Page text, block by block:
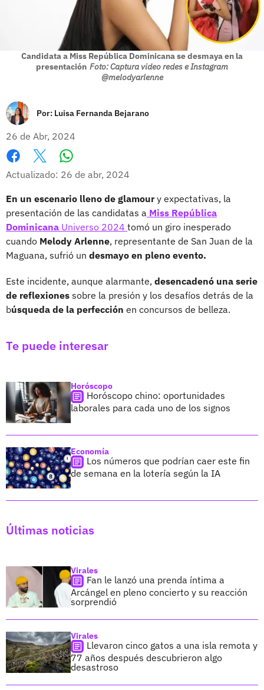
Candidata a Miss República Dominicana se desmaya en la
presentación Foto: Captura video redes e Instagram
@melodyarlenne
Por: Luisa Fernanda Bejarano
26 de Abr, 2024
Facebook
X
Actualizado: 26 de abr, 2024
En un escenario lleno de glamoury expectativas, la
presentación de las candidatas a Miss República
Dominicana Universo 2024 tomó un giro inesperado
cuando Melody Arlenne, representante de San Juan de la
Maguana, sufrió un desmayo en pleno evento.
Este incidente, aunque alarmante, desencadenó una serie
de reflexiones sobre la presión y los desafíos detrás de la
búsqueda de la perfección en concursos de belleza.
Te puede interesar
Horóscopo
Horóscopo chino: oportunidades
laborales para cada uno de los signos
Economía
Los números que podrían caer este fin
de semana en la lotería según la IA
Últimas noticias
Virales
Fan le lanzó una prenda íntima a
Arcángel en pleno concierto y su reacción
sorprendió
Virales
Llevaron cinco gatos a una isla remota y
77 años después descubrieron algo
desastroso